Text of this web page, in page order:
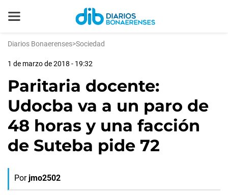
Diarios Bonaerenses>Sociedad
1 de marzo de 2018 - 19:32
Paritaria docente:
Udocba va a un paro de
48 horas y una facción
de Suteba pide 72
Por jmo2502